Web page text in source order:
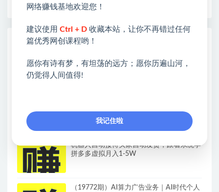
热门课程展示
还在找靠谱线上副业？快手短剧项目，全程
自动发布内容，不用熬夜做视频，轻松日入
500+
500+，做就有收益，长期稳定！
机器人自动接待买家自动发货，跟着系统学
拼多多虚拟月入1-5W
（19772期）AI算力广告业务｜AI时代个人
网络赚钱基地欢迎您！
建议使用 Ctrl + D 收藏本站，让你不再错过任何
篇优秀网创课程哟！
愿你有诗有梦，有坦荡的远方；愿你历遍山河，
仍觉得人间值得!
我记住啦